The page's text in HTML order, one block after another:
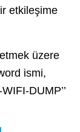
etkileşime
üzere
ismi,
DUMP’’